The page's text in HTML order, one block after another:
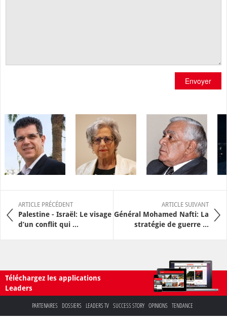
Envoyer
ARTICLE PRÉCÉDENT
Palestine - Israël: Le visage
d’un conflit qui ...
ARTICLE SUIVANT
Général Mohamed Nafti: La
stratégie de guerre ...
Téléchargez les applications
Leaders
PARTENAIRES DOSSIERS LEADERS TV SUCCESS STORY OPINIONS TENDANCE